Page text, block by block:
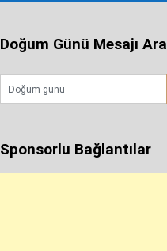
Doğum Günü Mesajı Ara
Sponsorlu Bağlantılar